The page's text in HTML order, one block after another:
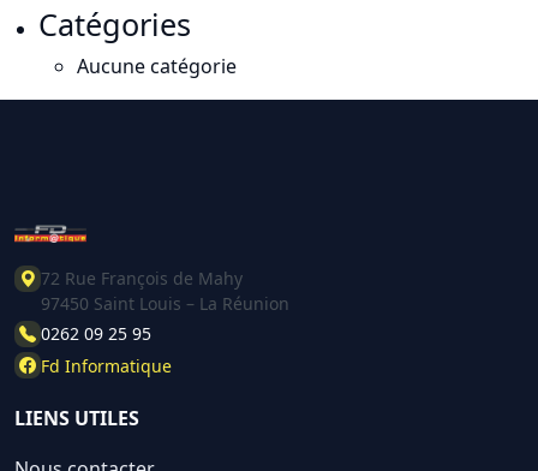
Catégories
Aucune catégorie
72 Rue François de Mahy
97450 Saint Louis – La Réunion
0262 09 25 95
Fd Informatique
LIENS UTILES